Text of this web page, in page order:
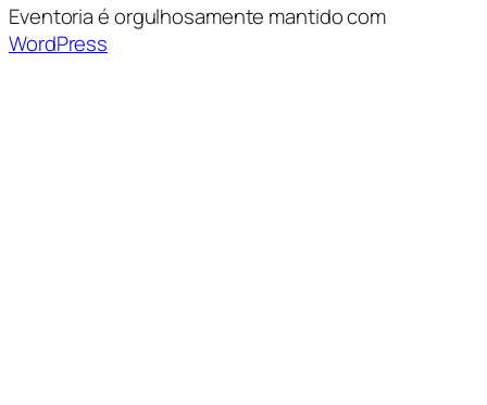
Eventoria é orgulhosamente mantido com
WordPress